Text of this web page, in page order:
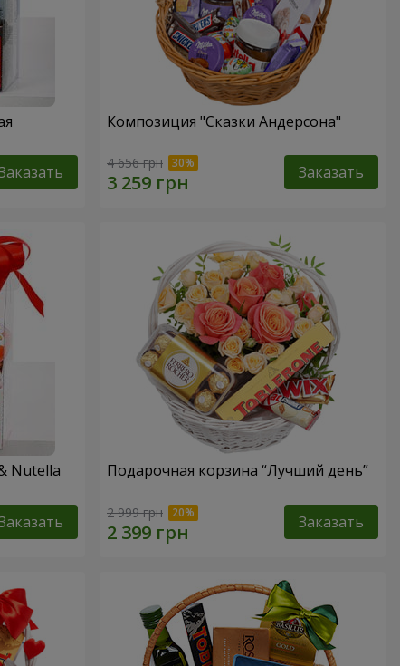
Композиция "Сказки Андерсона"
4 656 грн Заказать
Nutella Подарочная корзина “Лучший день”
2 999 грн Заказать